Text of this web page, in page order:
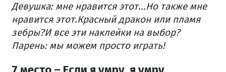
Девушка: мне нравится этот...Но также мне
нравится этот.Красный дракон или пламя
зебры?И все эти наклейки на выбор?
Парень: мы можем просто играть!